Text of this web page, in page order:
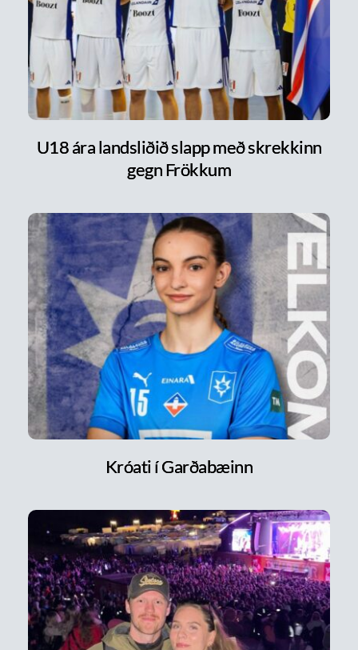
U18 ára landsliðið slapp með skrekkinn
gegn Frökkum
Króati í Garðabæinn